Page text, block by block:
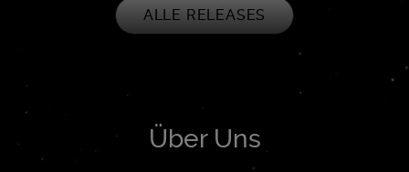
ALLE RELEASES
Über Uns